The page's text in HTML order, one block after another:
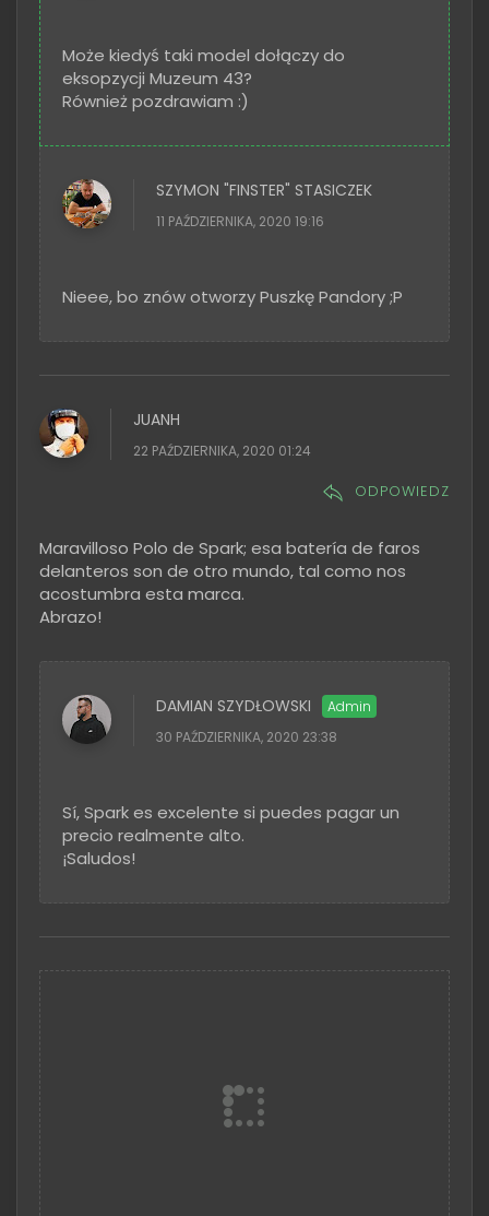
Może kiedyś taki model dołączy do
eksopzycji Muzeum 43?
Również pozdrawiam :)
SZYMON "FINSTER" STASICZEK
11 PAŹDZIERNIKA, 2020 19:16
Nieee, bo znów otworzy Puszkę Pandory ;P
JUANH
22 PAŹDZIERNIKA, 2020 01:24
ODPOWIEDZ
Maravilloso Polo de Spark; esa batería de faros
delanteros son de otro mundo, tal como nos
acostumbra esta marca.
Abrazo!
DAMIAN SZYDŁOWSKI
30 PAŹDZIERNIKA, 2020 23:38
Sí, Spark es excelente si puedes pagar un
precio realmente alto.
¡Saludos!